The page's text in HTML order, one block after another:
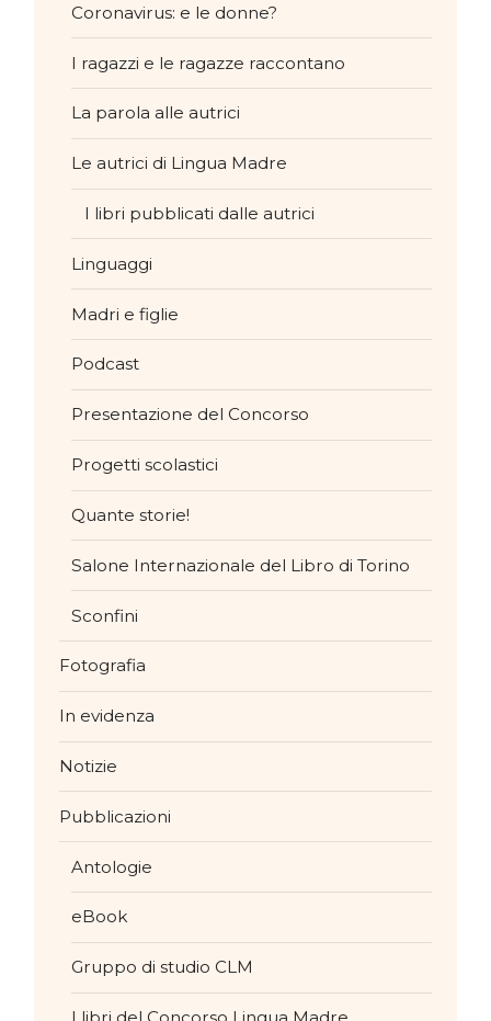
Coronavirus: e le donne?
I ragazzi e le ragazze raccontano
La parola alle autrici
Le autrici di Lingua Madre
I libri pubblicati dalle autrici
Linguaggi
Madri e figlie
Podcast
Presentazione del Concorso
Progetti scolastici
Quante storie!
Salone Internazionale del Libro di Torino
Sconfini
Fotografia
In evidenza
Notizie
Pubblicazioni
Antologie
eBook
Gruppo di studio CLM